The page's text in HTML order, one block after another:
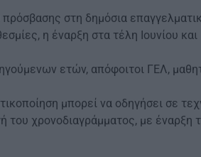
στη δημόσια
η έναρξη στα τέλη Ιουνίου
ετών, απόφοιτοι ΓΕΛ,
μπορεί να οδηγήσει σε
του χρονοδιαγράμματος, με